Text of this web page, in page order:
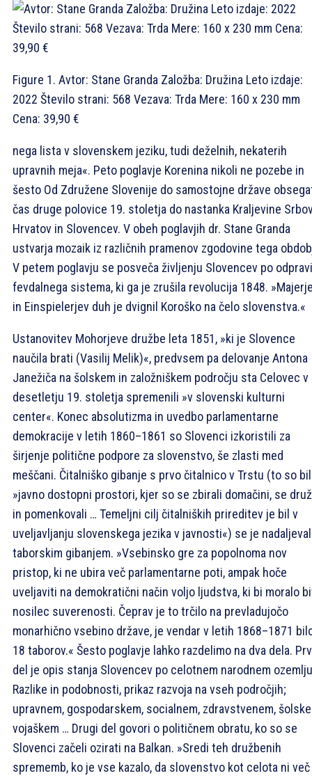
Figure 1. Avtor: Stane Granda Založba: Družina Leto izdaje:
2022 Število strani: 568 Vezava: Trda Mere: 160 x 230 mm
Cena: 39,90 €
nega lista v slovenskem jeziku, tudi deželnih, nekaterih
upravnih meja«. Peto poglavje Korenina nikoli ne pozebe in
šesto Od Združene Slovenije do samostojne države
čas druge polovice 19. stoletja do nastanka Kraljevine
Hrvatov in Slovencev. V obeh poglavjih dr. Stane Granda
ustvarja mozaik iz različnih pramenov zgodovine tega
V petem poglavju se posveča življenju Slovencev po odpravi
fevdalnega sistema, ki ga je zrušila revolucija 1848.
in Einspielerjev duh je dvignil Koroško na čelo slovenstva.«
Ustanovitev Mohorjeve družbe leta 1851, »ki je Slovence
naučila brati (Vasilij Melik)«, predvsem pa delovanje Antona
Janežiča na šolskem in založniškem področju sta Celovec v
desetletju 19. stoletja spremenili »v slovenski kulturni
center«. Konec absolutizma in uvedbo parlamentarne
demokracije v letih 1860–1861 so Slovenci izkoristili za
širjenje politične podpore za slovenstvo, še zlasti med
meščani. Čitalniško gibanje s prvo čitalnico v Trstu (to so
»javno dostopni prostori, kjer so se zbirali domačini, se
in pomenkovali … Temeljni cilj čitalniških prireditev je bil v
uveljavljanju slovenskega jezika v javnosti«) se je
taborskim gibanjem. »Vsebinsko gre za popolnoma nov
pristop, ki ne ubira več parlamentarne poti, ampak hoče
uveljaviti na demokratični način voljo ljudstva, ki bi moralo
nosilec suverenosti. Čeprav je to trčilo na prevladujočo
monarhično vsebino države, je vendar v letih 1868–1871
18 taborov.« Šesto poglavje lahko razdelimo na dva dela.
del je opis stanja Slovencev po celotnem narodnem
Razlike in podobnosti, prikaz razvoja na vseh področjih;
upravnem, gospodarskem, socialnem, zdravstvenem,
vojaškem … Drugi del govori o političnem obratu, ko so se
Slovenci začeli ozirati na Balkan. »Sredi teh družbenih
sprememb, ko je vse kazalo, da slovenstvo kot celota ni več